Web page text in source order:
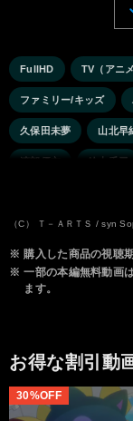
FullHD TV（アニメ
ファミリー/キッズ
久保田未夢 山北早
渡部優衣 鈴木千尋
（C） Ｔ－ＡＲＴＳ / syn
※ 購入した商品の視聴
※ 一部の本編無料動画
ます。
お得な割引動
30%OFF